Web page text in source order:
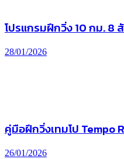
โปรแกรมฝึกวิ่ง 10 กม. 8
28/01/2026
คู่มือฝึกวิ่งเทมโป Tempo
26/01/2026